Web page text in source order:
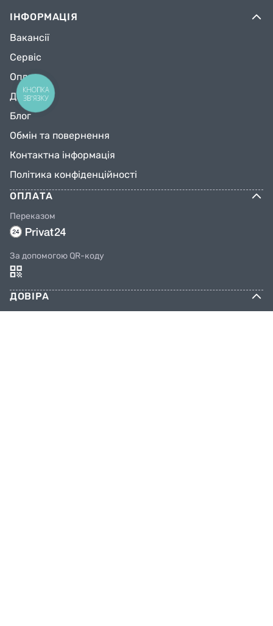
ІНФОРМАЦІЯ
Вакансії
Сервіс
Оплата
Доставка
Блог
Обмін та повернення
Контактна інформація
Політика конфіденційності
ОПЛАТА
Переказом
За допомогою QR-коду
ДОВІРА
КНОПКА
ЗВ'ЯЗКУ